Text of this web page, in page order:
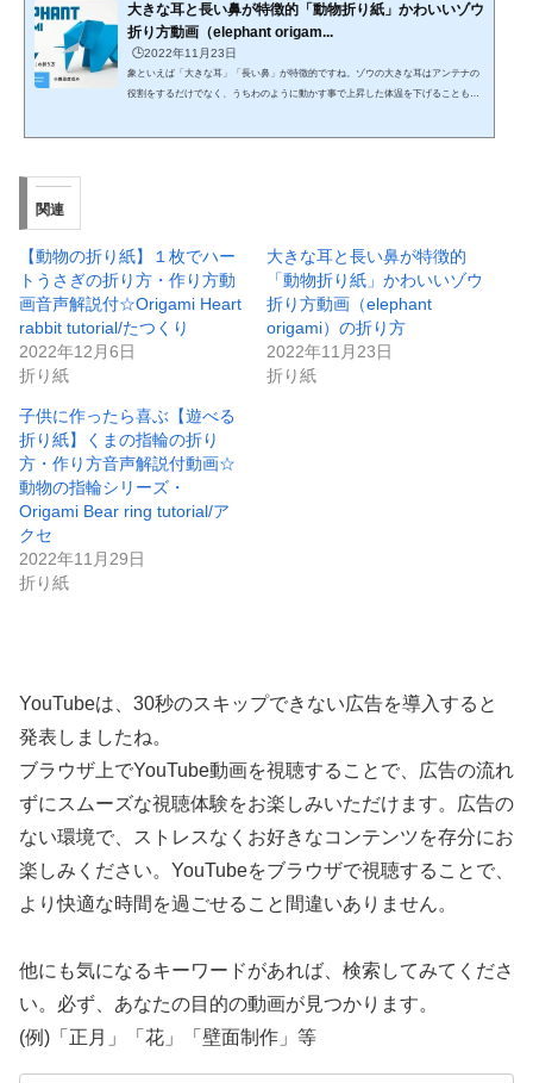
大きな耳と長い鼻が特徴的「動物折り紙」かわいいゾウ
折り方動画（elephant origam...
🕒️2022年11月23日
象といえば「大きな耳」「長い鼻」が特徴的ですね。ゾウの大きな耳はアンテナの
役割をするだけでなく、うちわのように動かす事で上昇した体温を下げることもで
関連
【動物の折り紙】１枚でハー
トうさぎの折り方・作り方動
画音声解説付☆Origami Heart
rabbit tutorial/たつくり
2022年12月6日
折り紙
大きな耳と長い鼻が特徴的
「動物折り紙」かわいいゾウ
折り方動画（elephant
origami）の折り方
2022年11月23日
折り紙
子供に作ったら喜ぶ【遊べる
折り紙】くまの指輪の折り
方・作り方音声解説付動画☆
動物の指輪シリーズ・
Origami Bear ring tutorial/ア
クセ
2022年11月29日
折り紙
YouTubeは、30秒のスキップできない広告を導入すると
発表しましたね。
ブラウザ上でYouTube動画を視聴することで、広告の流れ
ずにスムーズな視聴体験をお楽しみいただけます。広告の
ない環境で、ストレスなくお好きなコンテンツを存分にお
楽しみください。YouTubeをブラウザで視聴することで、
より快適な時間を過ごせること間違いありません。
他にも気になるキーワードがあれば、検索してみてくださ
い。必ず、あなたの目的の動画が見つかります。
(例)「正月」「花」「壁面制作」等